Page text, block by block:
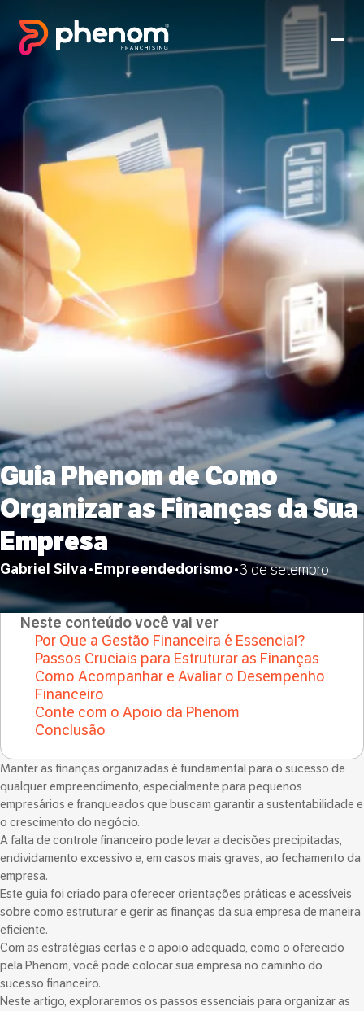
Guia Phenom de Como
Organizar as Finanças da Sua
Empresa
Gabriel Silva•Empreendedorismo•3 de setembro
Neste conteúdo você vai ver
Por Que a Gestão Financeira é Essencial?
Passos Cruciais para Estruturar as Finanças
Como Acompanhar e Avaliar o Desempenho
Financeiro
Conte com o Apoio da Phenom
Conclusão
Manter as finanças organizadas é fundamental para o sucesso de
qualquer empreendimento, especialmente para pequenos
empresários e franqueados que buscam garantir a sustentabilidade e
o crescimento do negócio.
A falta de controle financeiro pode levar a decisões precipitadas,
endividamento excessivo e, em casos mais graves, ao fechamento da
empresa.
Este guia foi criado para oferecer orientações práticas e acessíveis
sobre como estruturar e gerir as finanças da sua empresa de maneira
eficiente.
Com as estratégias certas e o apoio adequado, como o oferecido
pela Phenom, você pode colocar sua empresa no caminho do
sucesso financeiro.
Neste artigo, exploraremos os passos essenciais para organizar as